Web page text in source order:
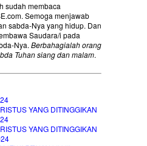
sudah membaca
Semoga menjawab
sabda-Nya yang hidup. Dan
Saudara/i pada
Nya. Berbahagialah orang
Tuhan siang dan malam.
YANG DITINGGIKAN
YANG DITINGGIKAN